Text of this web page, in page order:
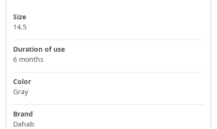
Size
14.5
Duration of use
6 months
Color
Gray
Brand
Dahab